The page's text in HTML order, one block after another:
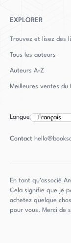
EXPLORER
Trouvez et lisez des
Tous les auteurs
Auteurs A-Z
Meilleures ventes du
Langue
Contact
En tant qu'associé
Cela signifie que je
achetez quelque
pour vous. Merci de